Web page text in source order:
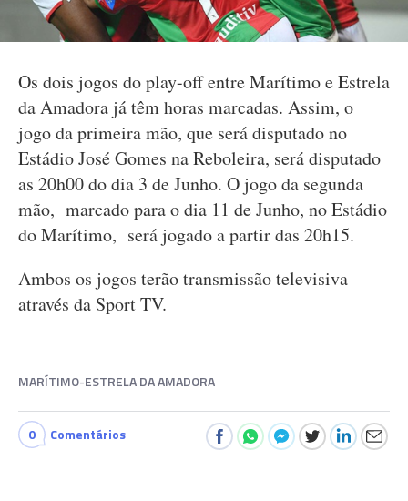
Os dois jogos do play-off entre Marítimo e Estrela
da Amadora já têm horas marcadas. Assim, o
jogo da primeira mão, que será disputado no
Estádio José Gomes na Reboleira, será disputado
as 20h00 do dia 3 de Junho. O jogo da segunda
mão, marcado para o dia 11 de Junho, no Estádio
do Marítimo, será jogado a partir das 20h15.
Ambos os jogos terão transmissão televisiva
através da Sport TV.
MARÍTIMO-ESTRELA DA AMADORA
0 Comentários